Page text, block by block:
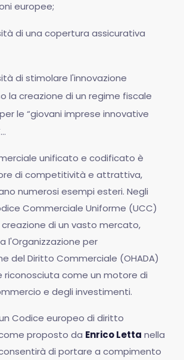
europee;
di una copertura assicurativa
di stimolare l'innovazione
la creazione di un regime fiscale
le “giovani imprese innovative
unificato e codificato è
di competitività e attrattiva,
numerosi esempi esteri. Negli
Commerciale Uniforme (UCC)
di un vasto mercato,
l'Organizzazione per
del Diritto Commerciale (OHADA)
come un motore di
e degli investimenti.
Codice europeo di diritto
proposto da Enrico Letta nella
di portare a compimento